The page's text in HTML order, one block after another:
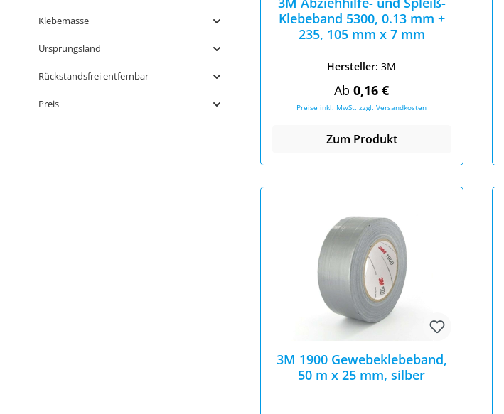
Klebemasse
Ursprungsland
Rückstandsfrei entfernbar
Preis
Klebeband 5300, 0.13 mm +
235, 105 mm x 7 mm
Hersteller:3M
Regulärer Preis:
Ab0,16 €
Preise inkl. MwSt. zzgl. Versandkosten
Zum Produkt
3M 1900 Gewebeklebeband,
50 m x 25 mm, silber